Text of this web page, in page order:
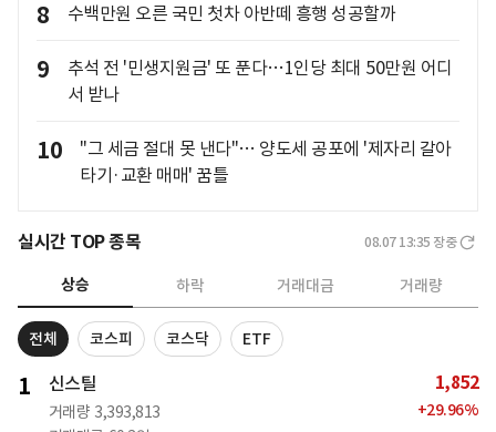
8 수백만원 오른 국민 첫차 아반떼 흥행 성공할까
9
추석 전 '민생지원금' 또 푼다…1인당 최대 50만원 어디
서 받나
10
"그 세금 절대 못 낸다"… 양도세 공포에 '제자리 갈아
타기·교환 매매' 꿈틀
실시간 TOP 종목 08.07 13:35 장중
상승 하락 거래대금 거래량
전체 코스피 코스닥 ETF
1 신스틸
거래량 3,393,813
1,852
+29.96%